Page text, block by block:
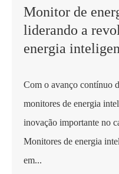
Monitor de
liderando a
energia
Com o avanço contínuo
monitores de energia
inovação importante no
Monitores de energia
em...